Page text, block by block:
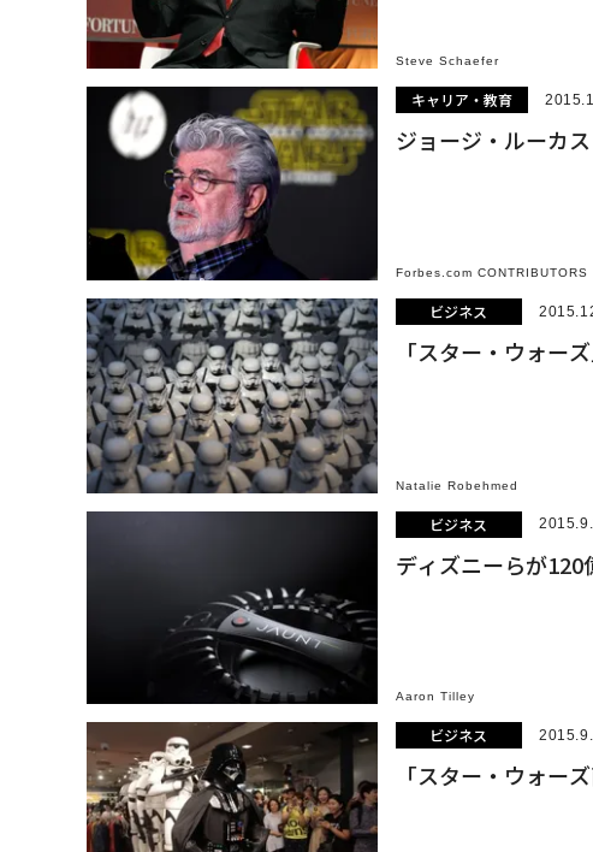
Steve Schaefer
キャリア・教育
ジョージ・ルーカ
Forbes.com CONTRIBUTORS
ビジネス
「スター・ウォー
Natalie Robehmed
ビジネス
ディズニーらが
Aaron Tilley
ビジネス
「スター・ウォー